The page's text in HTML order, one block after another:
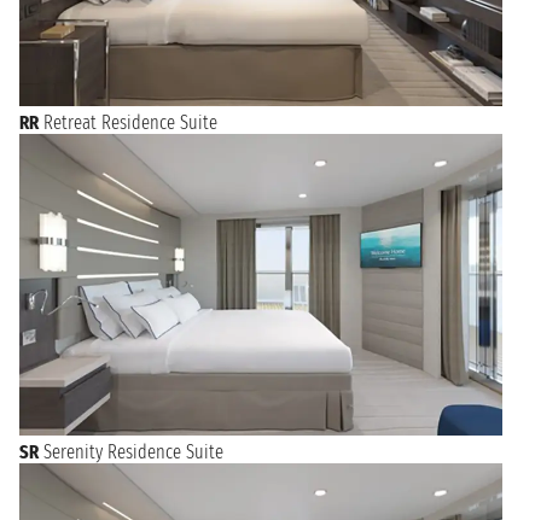
RR Retreat Residence Suite
SR Serenity Residence Suite